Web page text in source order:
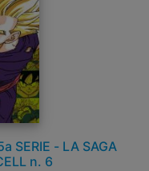
SERIE - LA SAGA
n. 6